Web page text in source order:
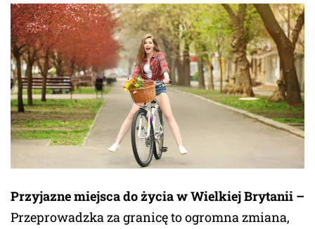
Przyjazne miejsca do życia w Wielkiej Brytanii –
Przeprowadzka za granicę to ogromna zmiana,